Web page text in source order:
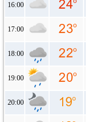
16:00
17:00
18:00
19:00
20:00